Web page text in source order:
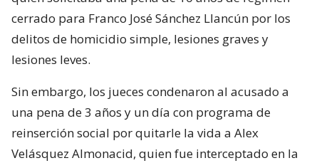
cerrado para Franco José Sánchez Llancún por los
delitos de homicidio simple, lesiones graves y
lesiones leves.
Sin embargo, los jueces condenaron al acusado a
una pena de 3 años y un día con programa de
reinserción social por quitarle la vida a Alex
Velásquez Almonacid, quien fue interceptado en la